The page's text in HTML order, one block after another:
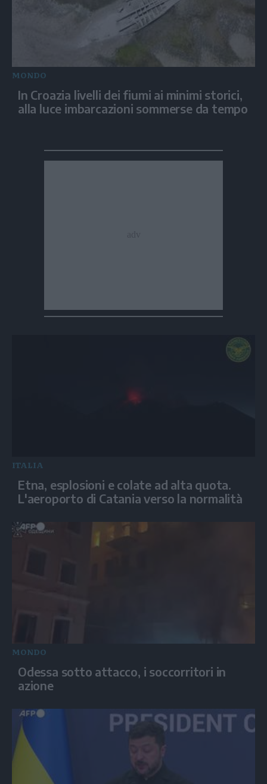
MONDO
In Croazia livelli dei fiumi ai minimi storici,
alla luce imbarcazioni sommerse da tempo
ITALIA
Etna, esplosioni e colate ad alta quota.
L'aeroporto di Catania verso la normalità
MONDO
Odessa sotto attacco, i soccorritori in
azione